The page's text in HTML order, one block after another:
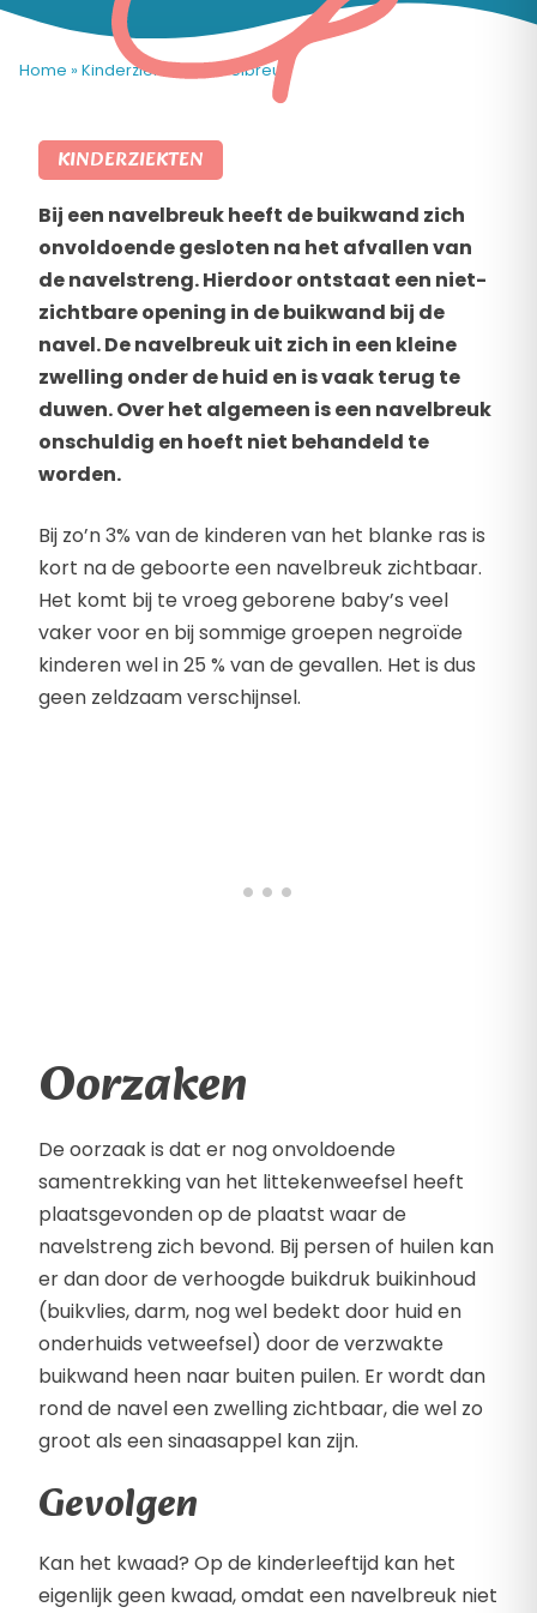
Home » Kinderziekten»Navelbreuk
KINDERZIEKTEN
Bij een navelbreuk heeft de buikwand zich
onvoldoende gesloten na het afvallen van
de navelstreng. Hierdoor ontstaat een niet-
zichtbare opening in de buikwand bij de
navel. De navelbreuk uit zich in een kleine
zwelling onder de huid en is vaak terug te
duwen. Over het algemeen is een navelbreuk
onschuldig en hoeft niet behandeld te
worden.
Bij zo’n 3% van de kinderen van het blanke ras is
kort na de geboorte een navelbreuk zichtbaar.
Het komt bij te vroeg geborene baby’s veel
vaker voor en bij sommige groepen negroïde
kinderen wel in 25 % van de gevallen. Het is dus
geen zeldzaam verschijnsel.
Oorzaken
De oorzaak is dat er nog onvoldoende
samentrekking van het littekenweefsel heeft
plaatsgevonden op de plaatst waar de
navelstreng zich bevond. Bij persen of huilen kan
er dan door de verhoogde buikdruk buikinhoud
(buikvlies, darm, nog wel bedekt door huid en
onderhuids vetweefsel) door de verzwakte
buikwand heen naar buiten puilen. Er wordt dan
rond de navel een zwelling zichtbaar, die wel zo
groot als een sinaasappel kan zijn.
Gevolgen
Kan het kwaad? Op de kinderleeftijd kan het
eigenlijk geen kwaad, omdat een navelbreuk niet